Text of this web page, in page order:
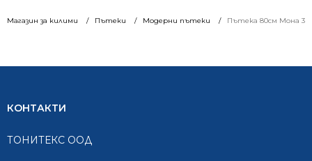
Магазин за килими Пътеки Модерни пътеки Пътека 80см Мона
КОНТАКТИ
ТОНИТЕКС ООД